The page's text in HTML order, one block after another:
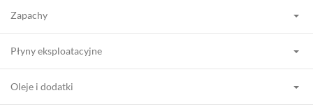
Zapachy
Płyny eksploatacyjne
Oleje i dodatki